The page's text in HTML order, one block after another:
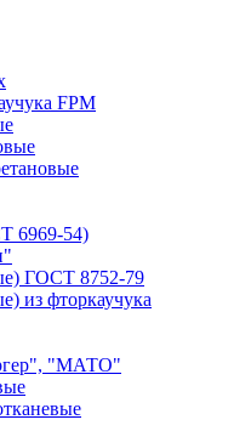
FPM
6969-54)
ГОСТ 8752-79
из фторкаучука
"МАТО"